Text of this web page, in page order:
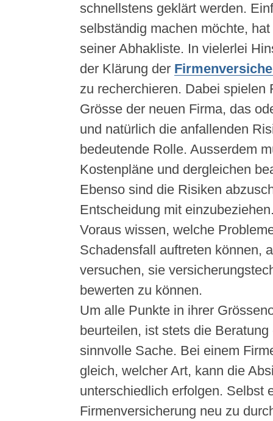
schnellstens geklärt werden.
selbständig machen möchte,
seiner Abhakliste. In vielerlei
der Klärung der
zu recherchieren. Dabei spielen
Grösse der neuen Firma, das
und natürlich die anfallenden
bedeutende Rolle. Ausserdem
Kostenpläne und dergleichen
Ebenso sind die Risiken
Entscheidung mit
Voraus wissen, welche
Schadensfall auftreten können,
versuchen, sie
bewerten zu können.
Um alle Punkte in ihrer
beurteilen, ist stets die
sinnvolle Sache. Bei einem
gleich, welcher Art, kann die
unterschiedlich erfolgen. Selbst
Firmenversicherung neu zu